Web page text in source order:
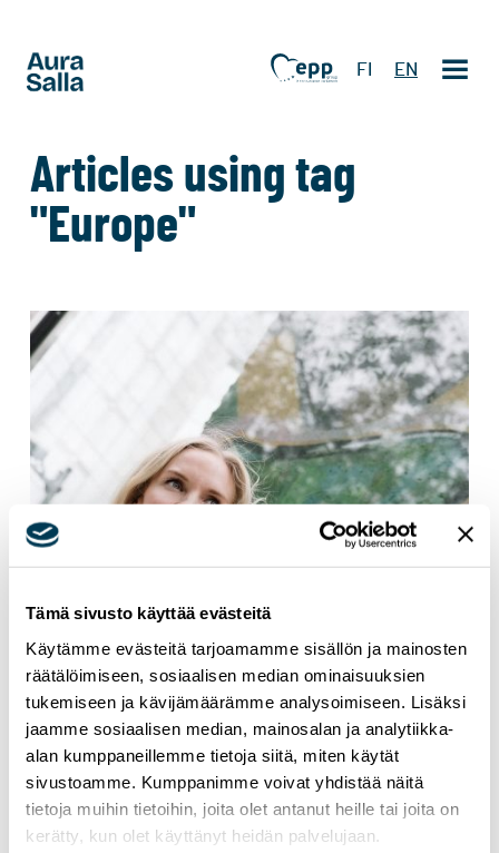
Tämä sivusto käyttää evästeitä
Käytämme evästeitä tarjoamamme sisällön ja mainosten
räätälöimiseen, sosiaalisen median ominaisuuksien
tukemiseen ja kävijämäärämme analysoimiseen. Lisäksi
jaamme sosiaalisen median, mainosalan ja analytiikka-
alan kumppaneillemme tietoja siitä, miten käytät
sivustoamme. Kumppanimme voivat yhdistää näitä
tietoja muihin tietoihin, joita olet antanut heille tai joita on
kerätty, kun olet käyttänyt heidän palvelujaan.
FI EN
Articles using tag
"Europe"
24.6.2026 NEWS
MEP Aura Salla in Euractiv’s panel: Europe
Must Lead in Quantum Technologies and